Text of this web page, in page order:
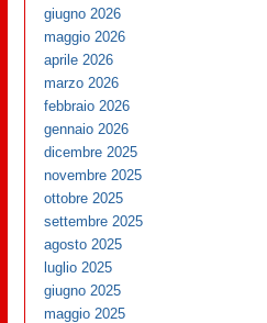
giugno 2026
maggio 2026
aprile 2026
marzo 2026
febbraio 2026
gennaio 2026
dicembre 2025
novembre 2025
ottobre 2025
settembre 2025
agosto 2025
luglio 2025
giugno 2025
maggio 2025